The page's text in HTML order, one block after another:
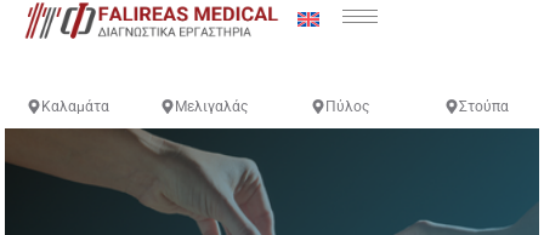
Καλαμάτα Μελιγαλάς Πύλος Στούπα